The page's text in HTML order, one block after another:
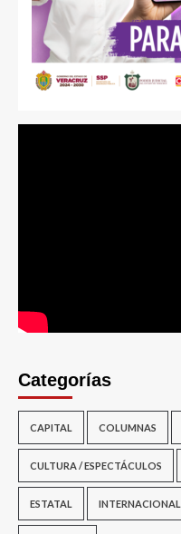
Categorías
CAPITAL COLUMNAS
CULTURA / ESPECTÁCULOS
ESTATAL INTERNACIONAL